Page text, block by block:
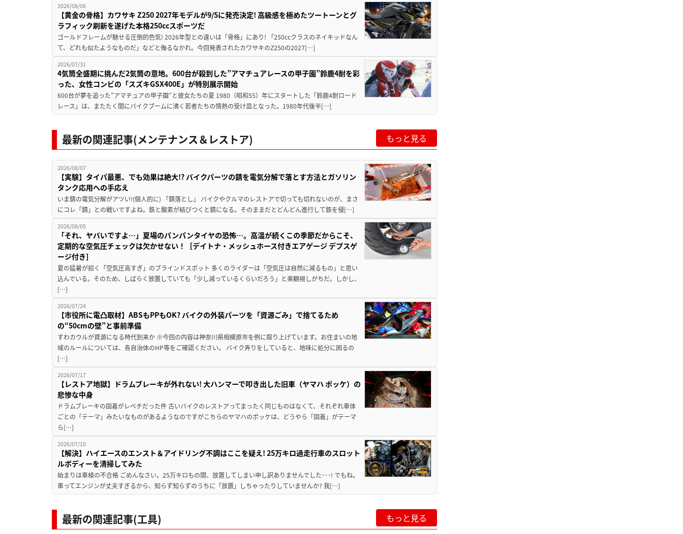
2026/08/06
【黄金の骨格】カワサキ Z250 2027年モデルが9/5に発売決定! 高級感を極めたツートーンとグ
ラフィック刷新を遂げた本格250ccスポーツだ
ゴールドフレームが魅せる圧倒的色気! 2026年型との違いは「骨格」にあり! 「250ccクラスのネイキッドなん
て、どれも似たようなものだ」などと侮るなかれ。今回発表されたカワサキのZ250の2027[…]
2026/07/31
4気筒全盛期に挑んだ2気筒の意地。600台が殺到した”アマチュアレースの甲子園”鈴鹿4耐を彩
った、女性コンビの「スズキGSX400E」が特別展示開始
600台が夢を追った”アマチュアの甲子園”と彼女たちの夏 1980（昭和55）年にスタートした「鈴鹿4耐ロード
レース」は、またたく間にバイクブームに沸く若者たちの情熱の受け皿となった。1980年代後半[…]
最新の関連記事(メンテナンス＆レストア) もっと見る
2026/08/07
【実験】タイパ最悪、でも効果は絶大!? バイクパーツの錆を電気分解で落とす方法とガソリン
タンク応用への手応え
いま錆の電気分解がアツい!(個人的に) 「錆落とし」 バイクやクルマのレストアで切っても切れないのが、まさ
にコレ「錆」との戦いですよね。鉄と酸素が結びつくと錆になる。そのままだとどんどん進行して鉄を侵[…]
2026/08/05
「それ、ヤバいですよ…」夏場のパンパンタイヤの恐怖…。高温が続くこの季節だからこそ、
定期的な空気圧チェックは欠かせない！［デイトナ・メッシュホース付きエアゲージ デプスゲ
ージ付き］
夏の猛暑が招く「空気圧高すぎ」のブラインドスポット 多くのライダーは「空気圧は自然に減るもの」と思い
込んでいる。そのため、しばらく放置していても「少し減っているくらいだろう」と楽観視しがちだ。しかし、
[…]
2026/07/24
【市役所に電凸取材】ABSもPPもOK? バイクの外装パーツを「資源ごみ」で捨てるため
の“50cmの壁”と事前準備
すわカウルが資源になる時代到来か ※今回の内容は神奈川県相模原市を例に取り上げています。お住まいの地
域のルールについては、各自治体のHP等をご確認ください。 バイク弄りをしていると、地味に処分に困るの
[…]
2026/07/17
【レストア地獄】ドラムブレーキが外れない! 大ハンマーで叩き出した旧車（ヤマハ ポッケ）の
悲惨な中身
ドラムブレーキの固着がレベチだった件 古いバイクのレストアってまったく同じものはなくて、それぞれ車体
ごとの「テーマ」みたいなものがあるようなのですがこちらのヤマハのポッケは、どうやら「固着」がテーマ
ら[…]
2026/07/10
【解決】ハイエースのエンスト＆アイドリング不調はここを疑え! 25万キロ過走行車のスロット
ルボディーを清掃してみた
始まりは車検の不合格 ごめんなさい。25万キロもの間、放置してしまい申し訳ありませんでした･･･! でもね。
車ってエンジンが丈夫すぎるから、知らず知らずのうちに「放置」しちゃったりしていませんか? 我[…]
最新の関連記事(工具) もっと見る